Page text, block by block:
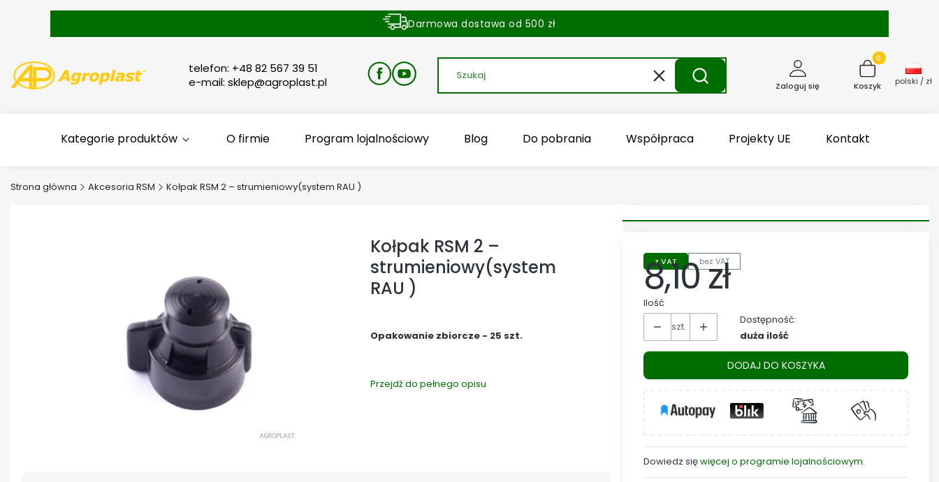
Darmowa dostawa od 500 zł
telefon: +48 82 567 39 51
e-mail: sklep@agroplast.pl
WyczyśćSzukaj Zaloguj się
Produkty w
Koszyk polski / zł
Kategorie produktów O firmie Program lojalnościowy Blog Do pobrania Współpraca Projekty UE Kontakt
Strona główna Akcesoria RSM Kołpak RSM 2 – strumieniowy(system RAU )
Kołpak RSM 2 –
strumieniowy(system
RAU )
Opakowanie zbiorcze - 25 szt.
Przejdź do pełnego opisu
z VAT bez VAT
Cena
8,10 zł
Ilość
szt.
Dostępność:
duża ilość
DODAJ DO KOSZYKA
Dowiedz sięwięcej o programie lojalnościowym.